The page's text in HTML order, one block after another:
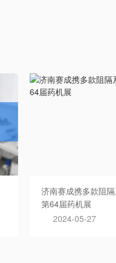
济南赛成携多款阻
第64届药机展
2024-05-27